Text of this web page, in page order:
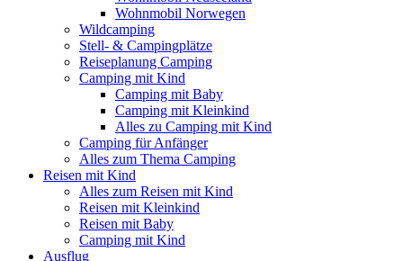
Wohnmobil Norwegen
Wildcamping
Stell- & Campingplätze
Reiseplanung Camping
Camping mit Kind
Camping mit Baby
Camping mit Kleinkind
Alles zu Camping mit Kind
Camping für Anfänger
Alles zum Thema Camping
Reisen mit Kind
Alles zum Reisen mit Kind
Reisen mit Kleinkind
Reisen mit Baby
Camping mit Kind
Ausflug